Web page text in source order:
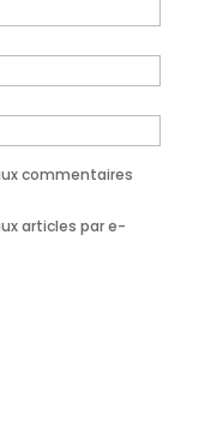
commentaires
articles par e-